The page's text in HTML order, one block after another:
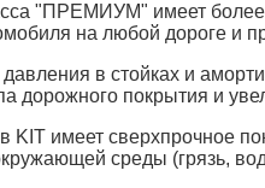
"ПРЕМИУМ" имеет более
на любой дороге и
в стойках и
дорожного покрытия и
KIT имеет сверхпрочное
среды (грязь,